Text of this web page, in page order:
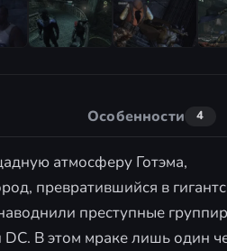
Особенности 4
атмосферу Готэма,
превратившийся в
преступные
В этом мраке лишь один